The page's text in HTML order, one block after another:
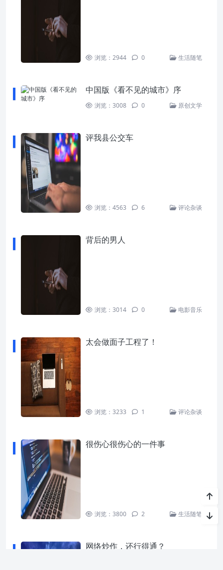
浏览：2944 0 生活随笔
中国版《看不见的城市》序
浏览：3008 0 原创文学
评我县公交车
浏览：4563 6 评论杂谈
背后的男人
浏览：3014 0 电影音乐
太会做面子工程了！
浏览：3233 1 评论杂谈
很伤心很伤心的一件事
浏览：3800 2 生活随笔
网络炒作，还行得通？